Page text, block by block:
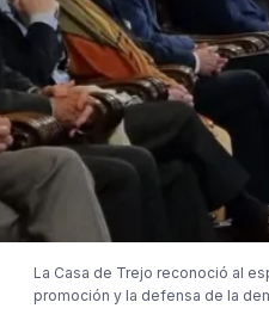
La Casa de Trejo reconoció al
promoción y la defensa de la